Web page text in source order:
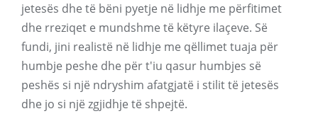
jetesës dhe të bëni pyetje në lidhje me përfitimet
dhe rreziqet e mundshme të këtyre ilaçeve. Së
fundi, jini realistë në lidhje me qëllimet tuaja për
humbje peshe dhe për t'iu qasur humbjes së
peshës si një ndryshim afatgjatë i stilit të jetesës
dhe jo si një zgjidhje të shpejtë.